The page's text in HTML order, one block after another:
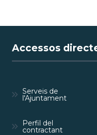
Accessos
Serveis de
l'Ajuntament
Perfil del
contractant